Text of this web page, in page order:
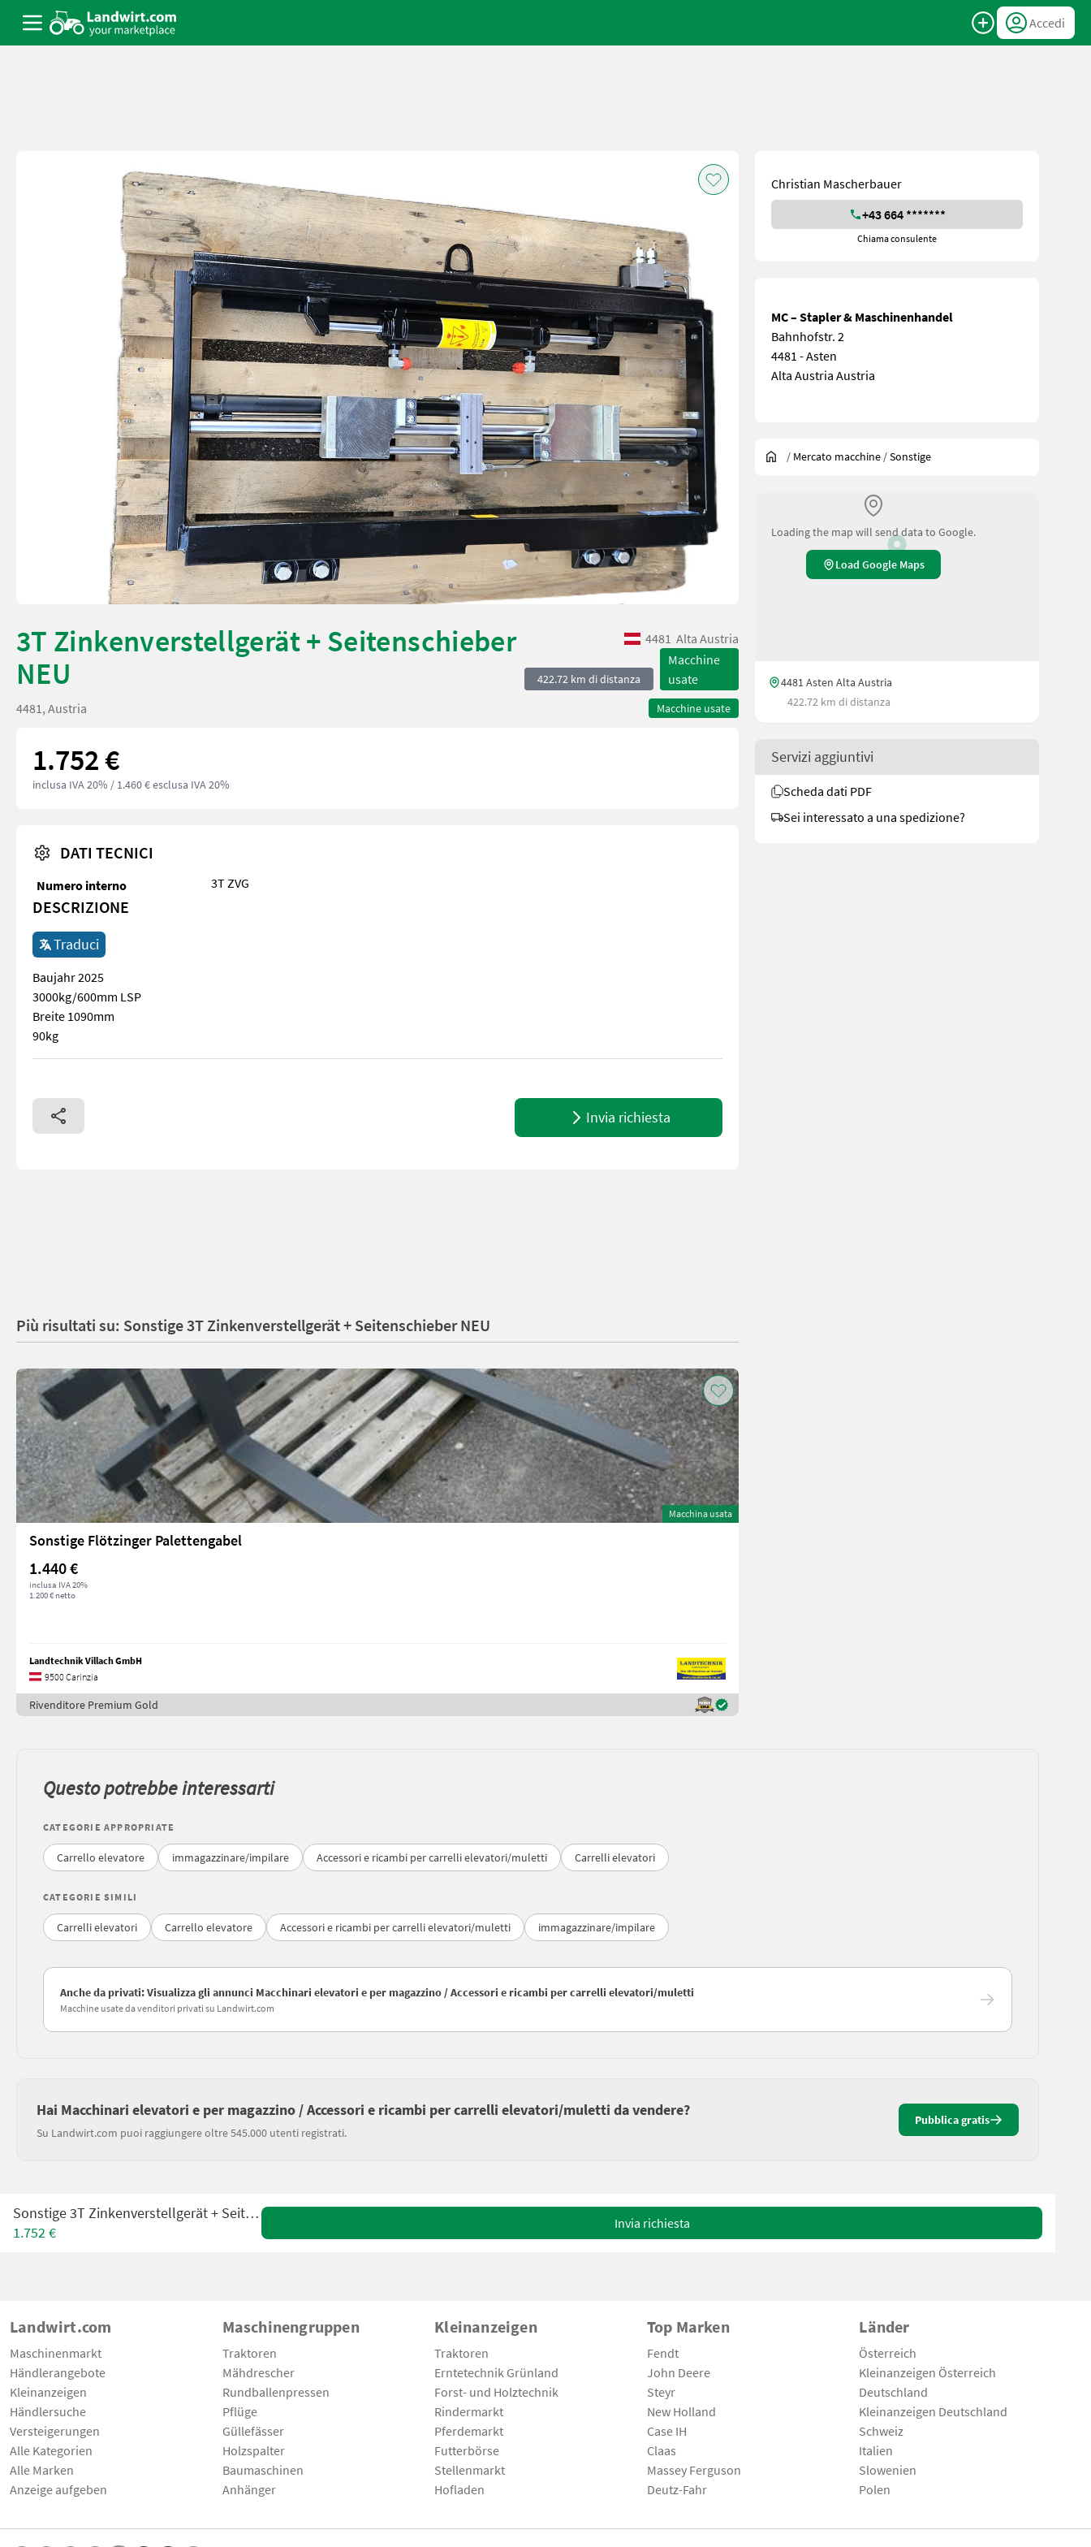
Accedi
3T Zinkenverstellgerät + Seitenschieber
NEU
4481 Alta Austria
422.72 km di distanza
Macchine
usate
Macchine usate
4481, Austria
1.752 €
inclusa IVA 20% / 1.460 € esclusa IVA 20%
DATI TECNICI
Numero interno 3T ZVG
DESCRIZIONE
Traduci
Baujahr 2025
3000kg/600mm LSP
Breite 1090mm
90kg
Baujahr 2025 3000kg/600mm LSP Breite 1090mm 90kg
Invia richiesta
Christian Mascherbauer
+43 664 *******
Chiama consulente
MC – Stapler & Maschinenhandel
Bahnhofstr. 2
4481 - Asten
Alta Austria Austria
/ Mercato macchine /Sonstige
Loading the map will send data to Google.
Load Google Maps
4481 Asten Alta Austria
422.72 km di distanza
Servizi aggiuntivi
Scheda dati PDF
Sei interessato a una spedizione?
Più risultati su: Sonstige 3T Zinkenverstellgerät + Seitenschieber NEU
Macchina usata
Sonstige Flötzinger Palettengabel
1.440 €
inclusa IVA 20%
1.200 € netto
Landtechnik Villach GmbH
9500 Carinzia
Rivenditore Premium Gold
Questo potrebbe interessarti
CATEGORIE APPROPRIATE
Carrello elevatore immagazzinare/impilare Accessori e ricambi per carrelli elevatori/muletti Carrelli elevatori
CATEGORIE SIMILI
Carrelli elevatori Carrello elevatore Accessori e ricambi per carrelli elevatori/muletti immagazzinare/impilare
Anche da privati: Visualizza gli annunci Macchinari elevatori e per magazzino / Accessori e ricambi per carrelli elevatori/muletti
Macchine usate da venditori privati su Landwirt.com
Hai Macchinari elevatori e per magazzino / Accessori e ricambi per carrelli elevatori/muletti da vendere?
Su Landwirt.com puoi raggiungere oltre 545.000 utenti registrati.
Pubblica gratis
Sonstige 3T Zinkenverstellgerät + Seitenschieber NEU
1.752 €
Invia richiesta
Landwirt.com
Maschinenmarkt
Händlerangebote
Kleinanzeigen
Händlersuche
Versteigerungen
Alle Kategorien
Alle Marken
Anzeige aufgeben
Maschinengruppen
Traktoren
Mähdrescher
Rundballenpressen
Pflüge
Güllefässer
Holzspalter
Baumaschinen
Anhänger
Kleinanzeigen
Traktoren
Erntetechnik Grünland
Forst- und Holztechnik
Rindermarkt
Pferdemarkt
Futterbörse
Stellenmarkt
Hofladen
Top Marken
Fendt
John Deere
Steyr
New Holland
Case IH
Claas
Massey Ferguson
Deutz-Fahr
Länder
Österreich
Kleinanzeigen Österreich
Deutschland
Kleinanzeigen Deutschland
Schweiz
Italien
Slowenien
Polen